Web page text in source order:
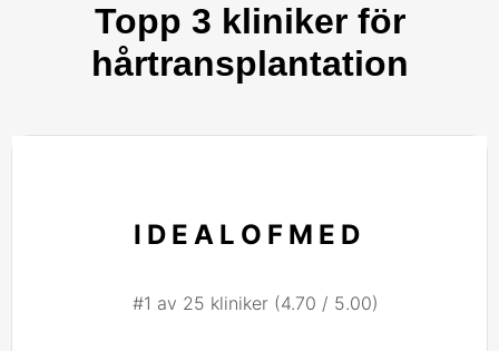
Topp 3 kliniker för
hårtransplantation
IDEALOFMED
#1 av 25 kliniker (4.70 / 5.00)